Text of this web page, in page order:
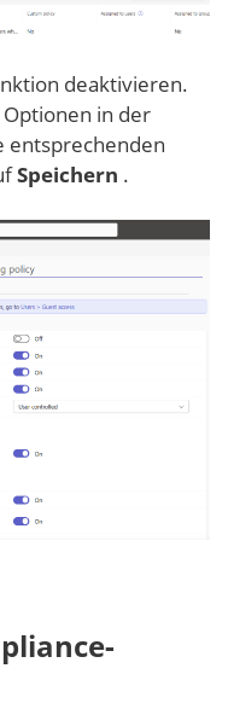
deaktivieren.
Optionen in der
entsprechenden
Speichern .